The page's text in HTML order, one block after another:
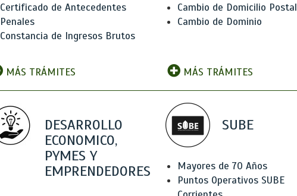
Certificado de Antecedentes
Penales
Constancia de Ingresos Brutos
MÁS TRÁMITES
Cambio de Domicilio Postal
Cambio de Dominio
MÁS TRÁMITES
DESARROLLO
ECONOMICO,
PYMES Y
EMPRENDEDORES
SUBE
Mayores de 70 Años
Puntos Operativos SUBE